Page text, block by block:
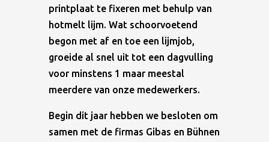
printplaat te fixeren met behulp van
hotmelt lijm. Wat schoorvoetend
begon met af en toe een lijmjob,
groeide al snel uit tot een dagvulling
voor minstens 1 maar meestal
meerdere van onze medewerkers.
Begin dit jaar hebben we besloten om
samen met de firmas Gibas en Bühnen